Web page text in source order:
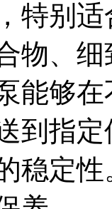
特别
物、
能够
到指
稳定性